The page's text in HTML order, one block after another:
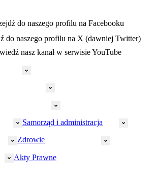
- otwiera się w nowej karcie
do naszego profilu na Facebooku
nowej karcie
do naszego profilu na X (dawniej Twitter)
- otwiera się w nowej karcie
nasz kanał w serwisie YouTube
Samorząd i administracja
Bezpieczeństwo publiczne
Zdrowie
Akty Prawne